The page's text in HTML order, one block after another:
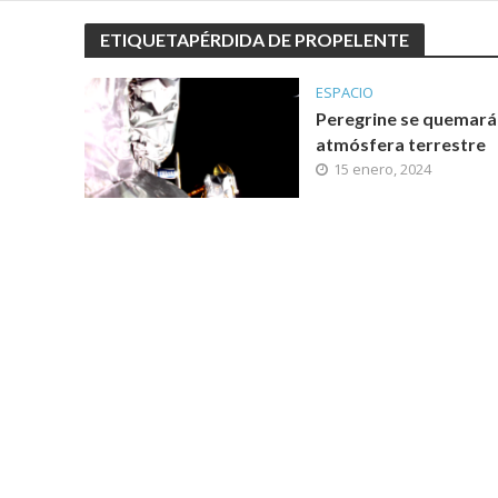
ETIQUETAPÉRDIDA DE PROPELENTE
ESPACIO
Peregrine se quemará
atmósfera terrestre
15 enero, 2024